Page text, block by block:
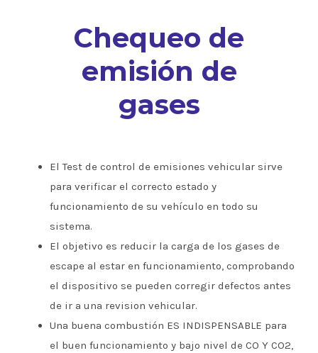
Chequeo de
emisión de
gases
El Test de control de emisiones vehicular sirve
para verificar el correcto estado y
funcionamiento de su vehículo en todo su
sistema.
El objetivo es reducir la carga de los gases de
escape al estar en funcionamiento, comprobando
el dispositivo se pueden corregir defectos antes
de ir a una revision vehicular.
Una buena combustión ES INDISPENSABLE para
el buen funcionamiento y bajo nivel de CO Y CO2,